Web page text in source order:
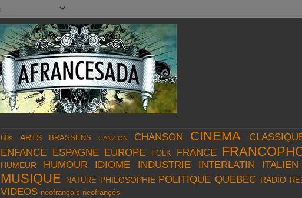
60s ARTS BRASSENS CANZION CHANSON CINEMA
ENFANCE ESPAGNE EUROPE FOLK FRANCE
HUMEUR HUMOUR IDIOME INDUSTRIE INTERLATIN ITALIEN
MUSIQUE NATURE PHILOSOPHIE POLITIQUE QUEBEC RADIO
VIDEOS neofrançais neofrançês